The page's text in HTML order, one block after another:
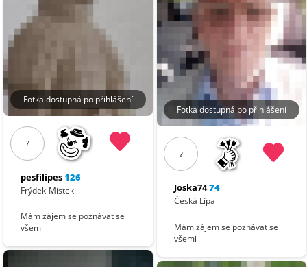
Fotka dostupná po přihlášení
?
pesfilipes126
Frýdek-Místek
Mám zájem se poznávat se
všemi
Fotka dostupná po přihlášení
?
Joska7474
Česká Lípa
Mám zájem se poznávat se
všemi